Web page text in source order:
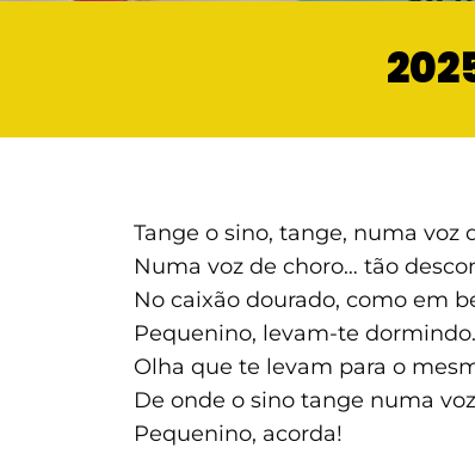
Tange o sino, tange, numa voz
Numa voz de choro… tão
No caixão dourado, como em
Pequenino, levam-te
Olha que te levam para o
De onde o sino tange numa
Pequenino, acorda!